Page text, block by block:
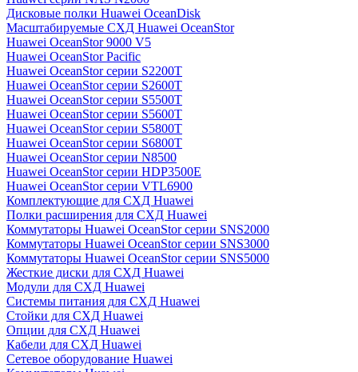
Дисковые полки Huawei OceanDisk
Масштабируемые СХД Huawei OceanStor
Huawei OceanStor 9000 V5
Huawei OceanStor Pacific
Huawei OceanStor серии S2200T
Huawei OceanStor серии S2600T
Huawei OceanStor серии S5500T
Huawei OceanStor серии S5600T
Huawei OceanStor серии S5800T
Huawei OceanStor серии S6800T
Huawei OceanStor серии N8500
Huawei OceanStor серии HDP3500E
Huawei OceanStor серии VTL6900
Комплектующие для СХД Huawei
Полки расширения для СХД Huawei
Коммутаторы Huawei OceanStor серии SNS2000
Коммутаторы Huawei OceanStor серии SNS3000
Коммутаторы Huawei OceanStor серии SNS5000
Жесткие диски для СХД Huawei
Модули для СХД Huawei
Системы питания для СХД Huawei
Стойки для СХД Huawei
Опции для СХД Huawei
Кабели для СХД Huawei
Сетевое оборудование Huawei